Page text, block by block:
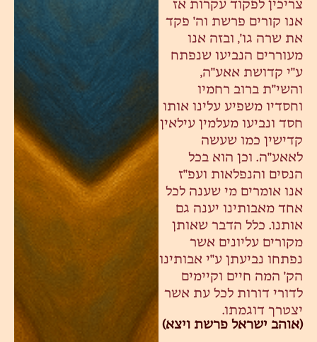
צריכין לפקוד עקרות אז
אנו קורים פרשת וה' פקד
את שרה גו', ובזה אנו
מעוררים הנביעו שנפתח
ע"י קדושת אאע"ה,
והשי"ת ברוב רחמיו
וחסדיו משפיע עלינו אותו
חסד ונביעו מעלמין עילאין
קדישין כמו שעשה
לאאע"ה. וכן הוא בכל
הנסים והנפלאות ועפ"ז
אנו אומרים מי שענה לכל
אחד מאבותינו יענה גם
אותנו. כלל הדבר שאותן
מקורים עליונים אשר
נפתחו נביעתן ע"י אבותינו
הק' המה חיים וקיימים
לדורי דורות לכל עת אשר
יצטרך דוגמתו.
(אוהב ישראל פרשת ויצא)